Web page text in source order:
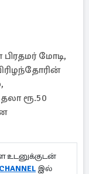
மோடி,
ரூ.50
உடனுக்குடன்
இல்